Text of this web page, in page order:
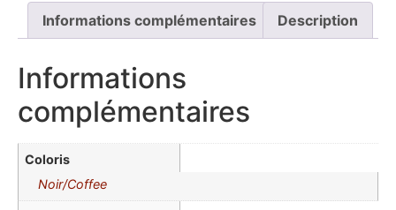
Informations complémentaires Description
Informations
complémentaires
Coloris
Noir/Coffee